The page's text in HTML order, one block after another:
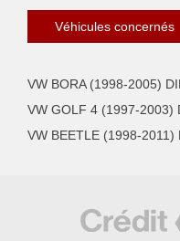
Véhicules concernés
VW BORA (1998-2005)
VW GOLF 4 (1997-2003)
VW BEETLE (1998-